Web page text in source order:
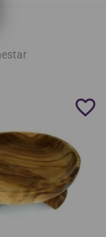
favorite_border